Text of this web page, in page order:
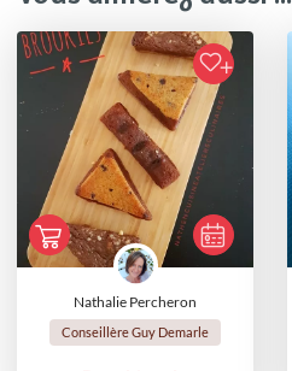
Nathalie Percheron
Conseillère Guy Demarle